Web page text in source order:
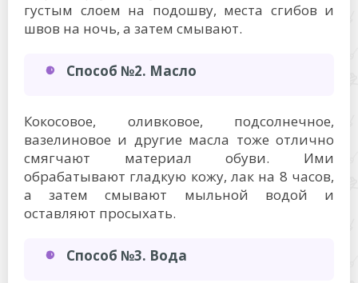
густым слоем на подошву, места сгибов и
швов на ночь, а затем смывают.
Способ №2. Масло
Кокосовое, оливковое, подсолнечное,
вазелиновое и другие масла тоже отлично
смягчают материал обуви. Ими
обрабатывают гладкую кожу, лак на 8 часов,
а затем смывают мыльной водой и
оставляют просыхать.
Способ №3. Вода